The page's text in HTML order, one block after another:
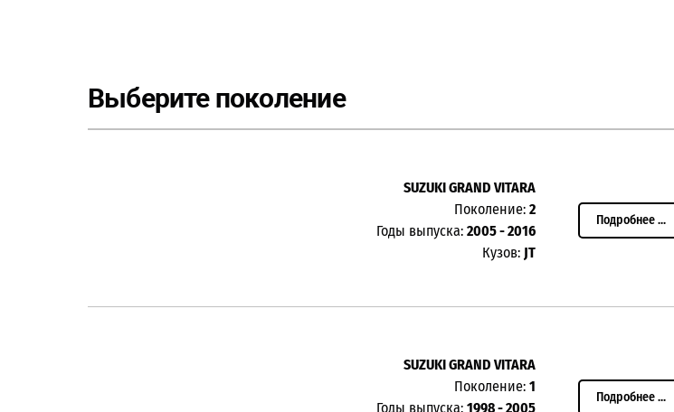
Выберите поколение
SUZUKI GRAND VITARA
Поколение: 2
Годы выпуска: 2005 - 2016
Кузов: JT
Подробнее ...
SUZUKI GRAND VITARA
Поколение: 1
Годы выпуска: 1998 - 2005
Подробнее ...